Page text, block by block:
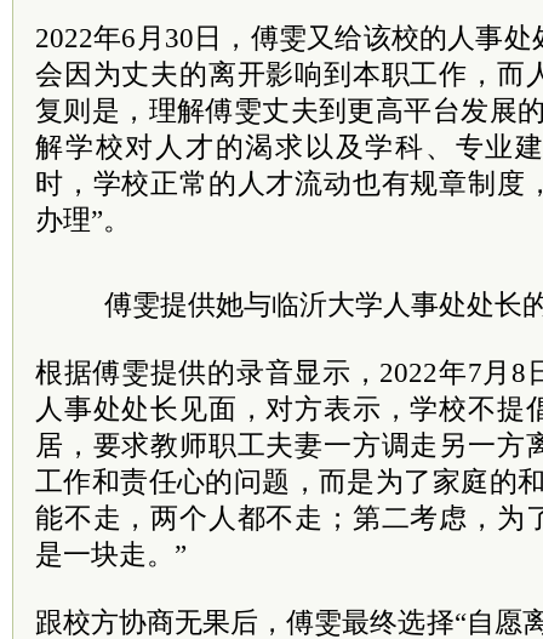
2022年6月30日，傅雯又给该校的人事
会因为丈夫的离开影响到本职工作，而
复则是，理解傅雯丈夫到更高平台发展
解学校对人才的渴求以及学科、专业
时，学校正常的人才流动也有规章制度
办理”。
傅雯提供她与临沂大学人事处处长
根据傅雯提供的录音显示，2022年7月8
人事处处长见面，对方表示，学校不提
居，要求教师职工夫妻一方调走另一方
工作和责任心的问题，而是为了家庭的
能不走，两个人都不走；第二考虑，为
是一块走。”
跟校方协商无果后，傅雯最终选择“自愿